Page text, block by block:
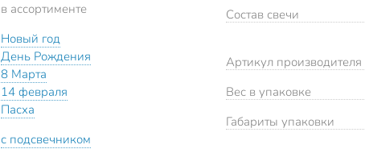
в ассортименте
Новый год
День Рождения
8 Марта
14 февраля
Пасха
с подсвечником
Состав свечи
Артикул производителя
Вес в упаковке
Габариты упаковки